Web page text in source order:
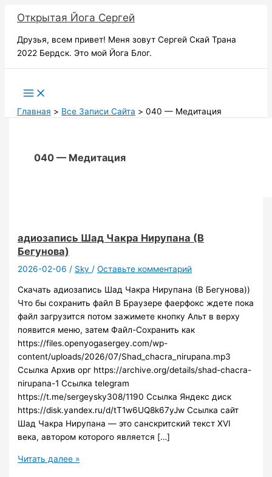
содержимому
Открытая Йога Сергей
Друзья, всем привет! Меня зовут Сергей Скай Трана
2022 Бердск. Это мой Йога Блог.
Главная Все Записи Сайта 040 — Медитация
040 — Медитация
адиозапись Шад Чакра Нирупана (В
Бегунова)
2026-02-06 / Sky /Оставьте комментарий
Скачать адиозапись Шад Чакра Нирупана (В Бегунова))
Что бы сохранить файл В Браузере фаерфокс ждете пока
файл загрузится потом зажимете кнопку Альт в верху
появится меню, затем Файл-Сохранить как
https://files.openyogasergey.com/wp-
content/uploads/2026/07/Shad_chacra_nirupana.mp3
Ссылка Архив орг https://archive.org/details/shad-chacra-
nirupana-1 Ссылка telegram
https://t.me/sergeysky308/1190 Ссылка Яндекс диск
https://disk.yandex.ru/d/tT1w6UQ8k67yJw Ссылка сайт
Шад Чакра Нирупана — это санскритский текст XVI
века, автором которого является […]
адиозапись
Читать далее »